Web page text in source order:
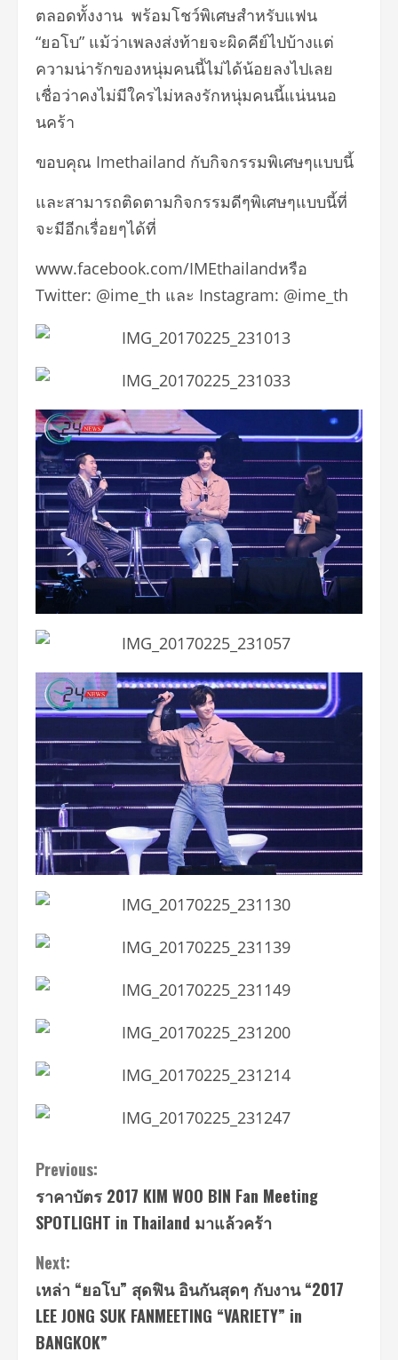
ตลอดทั้งงาน พร้อมโชว์พิเศษสำหรับแฟน
“ยอโบ” แม้ว่าเพลงส่งท้ายจะผิดคีย์ไปบ้างแต่
ความน่ารักของหนุ่มคนนี้ไม่ได้น้อยลงไปเลย
เชื่อว่าคงไม่มีใครไม่หลงรักหนุ่มคนนี้แน่นนอ
นคร้า
ขอบคุณ Imethailand กับกิจกรรมพิเศษๆแบบนี้
และสามารถติดตามกิจกรรมดีๆพิเศษๆแบบนี้ที่
จะมีอีกเรื่อยๆได้ที่
www.facebook.com/IMEthailandหรือ
Twitter: @ime_th และ Instagram: @ime_th
Continue
Reading
Previous:
ราคาบัตร 2017 KIM WOO BIN Fan Meeting
SPOTLIGHT in Thailand มาแล้วคร้า
Next:
เหล่า “ยอโบ” สุดฟิน อินกันสุดๆ กับงาน “2017
LEE JONG SUK FANMEETING “VARIETY” in
BANGKOK”